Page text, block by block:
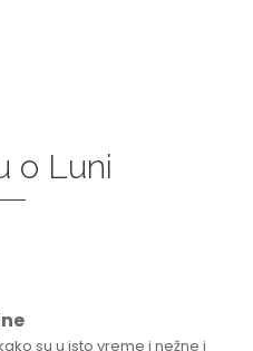
o Luni
su u isto vreme i nežne i